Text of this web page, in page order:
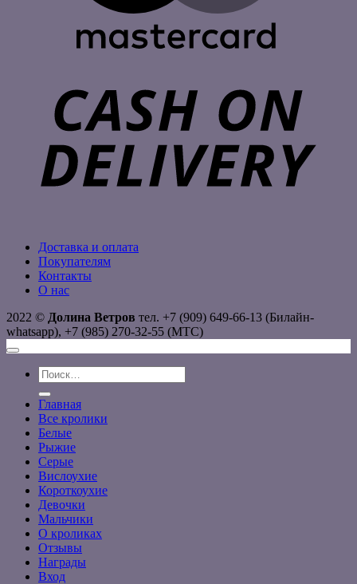
Доставка и оплата
Покупателям
Контакты
О нас
2022 © Долина Ветров тел. +7 (909) 649-66-13 (Билайн-
whatsapp), +7 (985) 270-32-55 (МТС)
Искать:
Главная
Все кролики
Белые
Рыжие
Серые
Вислоухие
Короткоухие
Девочки
Мальчики
О кроликах
Отзывы
Награды
Вход